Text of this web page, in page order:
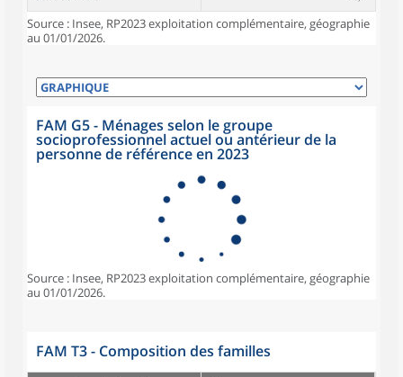
Source : Insee, RP2023 exploitation complémentaire, géographie
au 01/01/2026.
FAM G5 - Ménages selon le groupe
socioprofessionnel actuel ou antérieur de la
personne de référence en 2023
Source : Insee, RP2023 exploitation complémentaire, géographie
au 01/01/2026.
FAM T3 - Composition des familles